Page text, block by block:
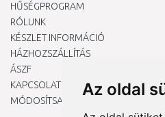
Az oldal
HŰSÉGPROGRAM
RÓLUNK
KÉSZLET INFORMÁCIÓ
HÁZHOZSZÁLLÍTÁS
ÁSZF
KAPCSOLAT
MÓDOSÍTSA A COOKIE-